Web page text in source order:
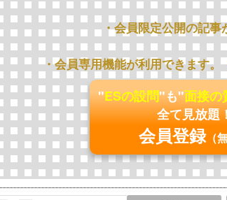
・会員限定公開の記
・会員専用機能が利用できます
"ESの設問"も"面接の
全て見放題
会員登録（